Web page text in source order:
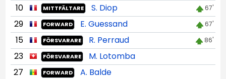
10 MITTFÄLTARE S. Diop 67'
29 FORWARD E. Guessand 67'
15 FÖRSVARARE R. Perraud 86'
23 FÖRSVARARE
M. Lotomba
27
FORWARD
A. Balde